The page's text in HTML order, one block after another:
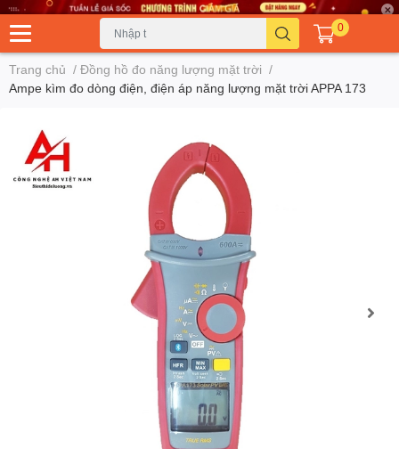
0
Trang chủ / Đồng hồ đo năng lượng mặt trời /
Ampe kìm đo dòng điện, điện áp năng lượng mặt trời APPA 173